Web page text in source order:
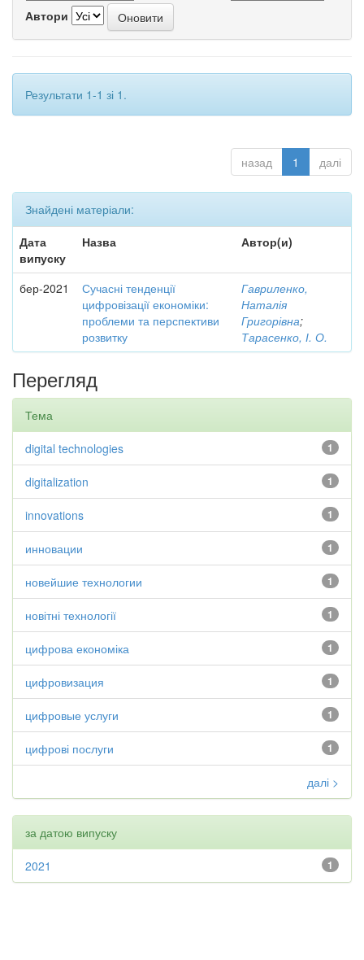
Автори
Результати 1-1 зі 1.
назад 1 далі
Знайдені матеріали:
Дата
випуску
Назва Автор(и)
бер-2021
Сучасні тенденції
цифровізації економіки:
проблеми та перспективи
розвитку
Гавриленко,
Наталія
Григорівна;
Тарасенко, І. О.
Перегляд
Тема
1
digital technologies
1
digitalization
1
innovations
1
инновации
1
новейшие технологии
1
новітні технології
1
цифрова економіка
1
цифровизация
1
цифровые услуги
1
цифрові послуги
далі >
за датою випуску
1
2021